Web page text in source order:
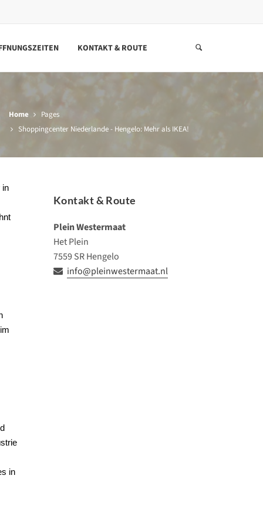
KONTAKT & ROUTE
Home
Pages
Shoppingcenter Niederlande - Hengelo: Mehr als IKEA!
in
in
Kontakt & Route
Plein Westermaat
Het Plein
7559 SR Hengelo
info@pleinwestermaat.nl